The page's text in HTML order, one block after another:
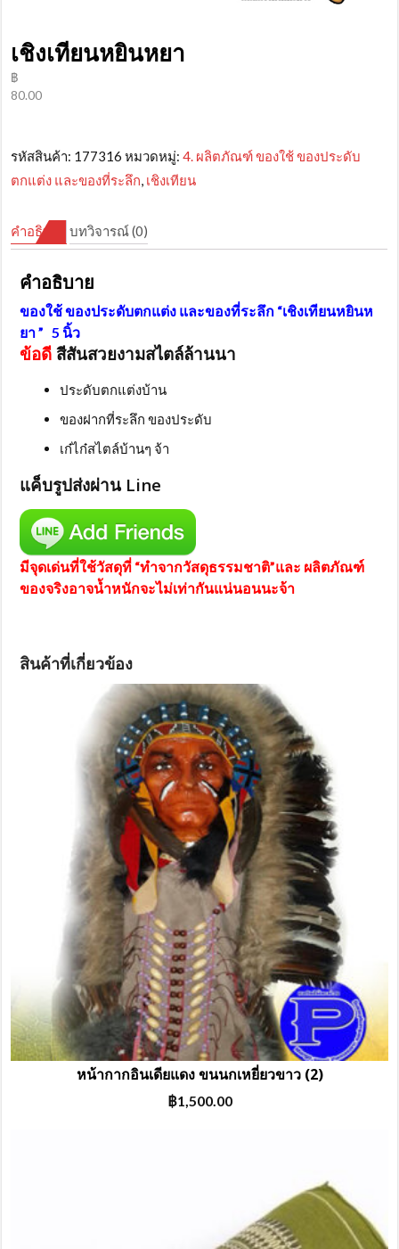
เชิงเทียนหยินหยา
฿
80.00
รหัสสินค้า: 177316 หมวดหมู่:4. ผลิตภัณฑ์ ของใช้ ของประดับ
ตกแต่ง และของที่ระลึก, เชิงเทียน
คำอธิบาย บทวิจารณ์ (0)
คำอธิบาย
ของใช้ ของประดับตกแต่ง และของที่ระลึก “เชิงเทียนหยินห
ยา ” 5 นิ้ว
ข้อดี สีสันสวยงามสไตล์ล้านนา
ประดับตกแต่งบ้าน
ของฝากที่ระลึก ของประดับ
เก๋ไก๋สไตล์บ้านๆ จ้า
แค็บรูปส่งผ่าน Line
มีจุดเด่นที่ใช้วัสดุที่ “ทำจากวัสดุธรรมชาติ”และ ผลิตภัณฑ์
ของจริงอาจน้ำหนักจะไม่เท่ากันแน่นอนนะจ้า
สินค้าที่เกี่ยวข้อง
หน้ากากอินเดียแดง ขนนกเหยี่ยวขาว (2)
฿1,500.00